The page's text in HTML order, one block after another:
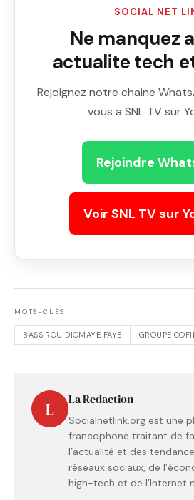
SOCIAL NET
Ne manquez
actualite tech
Rejoignez notre chaine
vous a SNL TV sur
Rejoindre
Voir SNL TV sur
MOTS-CLÉS
BASSIROU DIOMAYE FAYE GROUPE
L La Redaction
Socialnetlink.org est une
francophone traitant de
l’actualité et des
réseaux sociaux, de
high-tech et de l’Internet